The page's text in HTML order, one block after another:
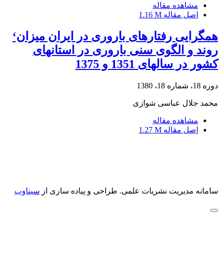
مشاهده مقاله
اصل مقاله 1.16 M
همگرایی رفتارهای باروری در ایران میزان‘
روند و الگوی سنی باروری در استانهای
کشور در سالهای 1351 و 1375
دوره 18، شماره 18، 1380
محمد جلال عباسی شوازی
مشاهده مقاله
اصل مقاله 1.27 M
سامانه مدیریت نشریات علمی. طراحی و پیاده سازی از سیناوب